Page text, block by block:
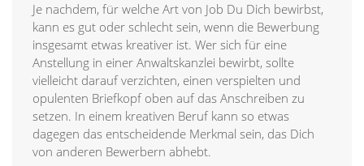
Je nachdem, für welche Art von Job Du Dich bewirbst,
kann es gut oder schlecht sein, wenn die Bewerbung
insgesamt etwas kreativer ist. Wer sich für eine
Anstellung in einer Anwaltskanzlei bewirbt, sollte
vielleicht darauf verzichten, einen verspielten und
opulenten Briefkopf oben auf das Anschreiben zu
setzen. In einem kreativen Beruf kann so etwas
dagegen das entscheidende Merkmal sein, das Dich
von anderen Bewerbern abhebt.